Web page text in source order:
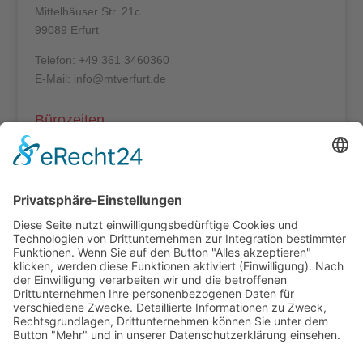
Mittelhäuser Str. 21c
99089 Erfurt
Telefon: +49 361 3460360
E-Mail: info@mtverfurt.de
Bürozeiten
Mo – Do: 8:00 – 14:00 Uhr
Termine außerhalb unserer Geschäftszeiten nur
nach Absprache.
Folgt uns auf facebook